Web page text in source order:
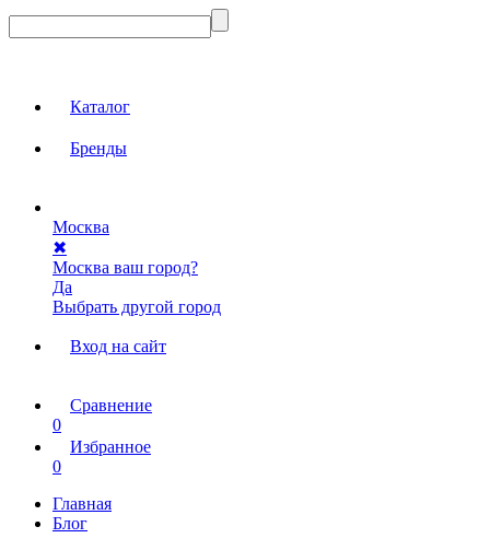
Каталог
Бренды
Москва
✖
Москва ваш город?
Да
Выбрать другой город
Вход на сайт
Сравнение
0
Избранное
0
Главная
Блог